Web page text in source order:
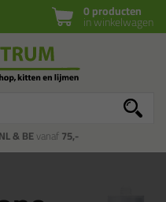
0 producten
in winkelwagen
& BEvanaf75,-